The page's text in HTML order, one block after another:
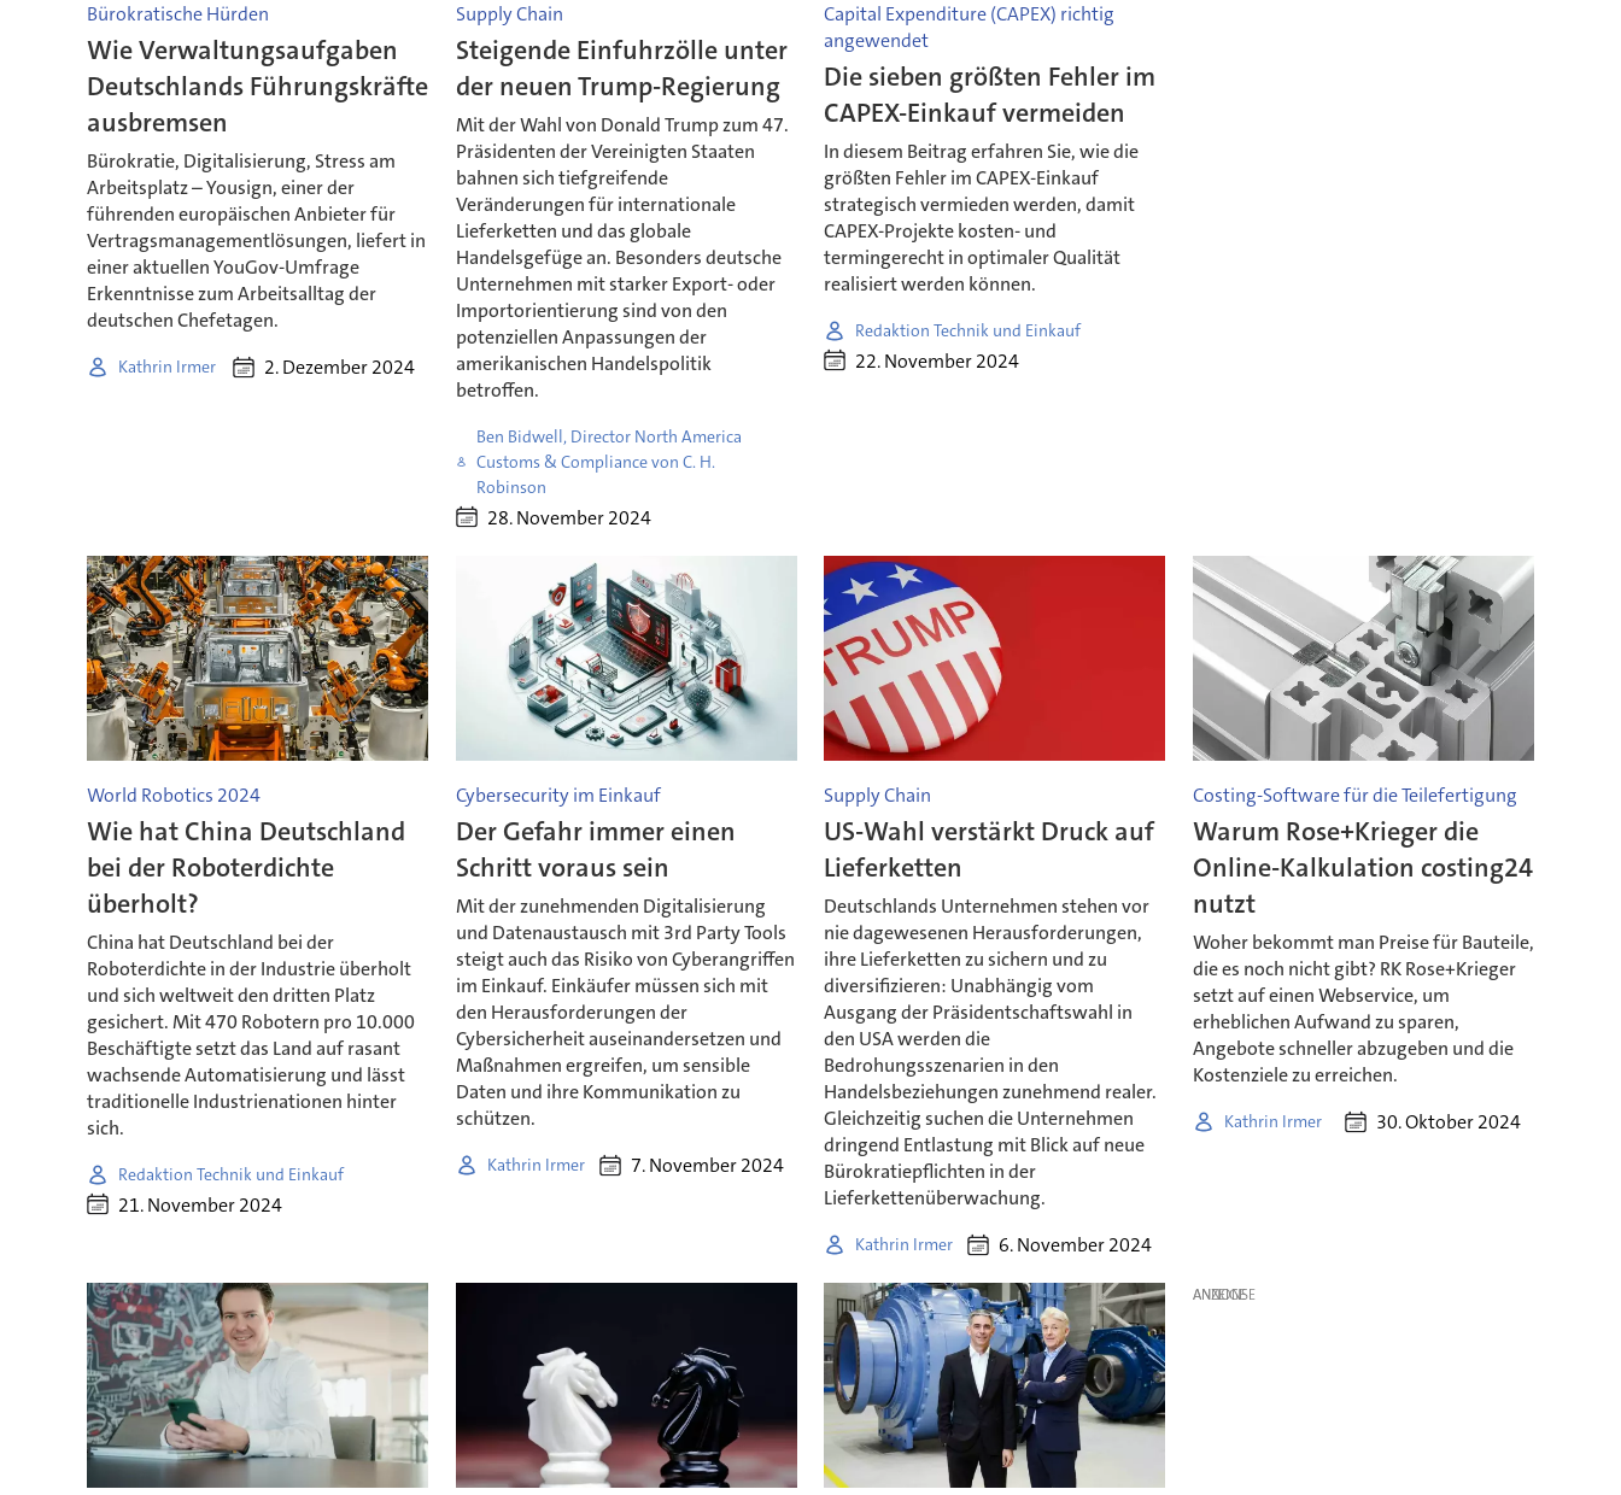
Bürokratische Hürden
Wie Verwaltungsaufgaben
Deutschlands Führungskräfte
ausbremsen
Bürokratie, Digitalisierung, Stress am
Arbeitsplatz – Yousign, einer der
führenden europäischen Anbieter für
Vertragsmanagementlösungen, liefert in
einer aktuellen YouGov-Umfrage
Erkenntnisse zum Arbeitsalltag der
deutschen Chefetagen.
Kathrin Irmer 2. Dezember 2024
Supply Chain
Steigende Einfuhrzölle unter
der neuen Trump-Regierung
Mit der Wahl von Donald Trump zum 47.
Präsidenten der Vereinigten Staaten
bahnen sich tiefgreifende
Veränderungen für internationale
Lieferketten und das globale
Handelsgefüge an. Besonders deutsche
Unternehmen mit starker Export- oder
Importorientierung sind von den
potenziellen Anpassungen der
amerikanischen Handelspolitik
betroffen.
Ben Bidwell, Director North America
Customs & Compliance von C. H.
Robinson
28. November 2024
Capital Expenditure (CAPEX) richtig
angewendet
Die sieben größten Fehler im
CAPEX-Einkauf vermeiden
In diesem Beitrag erfahren Sie, wie die
größten Fehler im CAPEX-Einkauf
strategisch vermieden werden, damit
CAPEX-Projekte kosten- und
termingerecht in optimaler Qualität
realisiert werden können.
Redaktion Technik und Einkauf
22. November 2024
World Robotics 2024
Wie hat China Deutschland
bei der Roboterdichte
überholt?
China hat Deutschland bei der
Roboterdichte in der Industrie überholt
und sich weltweit den dritten Platz
gesichert. Mit 470 Robotern pro 10.000
Beschäftigte setzt das Land auf rasant
wachsende Automatisierung und lässt
traditionelle Industrienationen hinter
sich.
Redaktion Technik und Einkauf
21. November 2024
Cybersecurity im Einkauf
Der Gefahr immer einen
Schritt voraus sein
Mit der zunehmenden Digitalisierung
und Datenaustausch mit 3rd Party Tools
steigt auch das Risiko von Cyberangriffen
im Einkauf. Einkäufer müssen sich mit
den Herausforderungen der
Cybersicherheit auseinandersetzen und
Maßnahmen ergreifen, um sensible
Daten und ihre Kommunikation zu
schützen.
Kathrin Irmer 7. November 2024
Supply Chain
US-Wahl verstärkt Druck auf
Lieferketten
Deutschlands Unternehmen stehen vor
nie dagewesenen Herausforderungen,
ihre Lieferketten zu sichern und zu
diversifizieren: Unabhängig vom
Ausgang der Präsidentschaftswahl in
den USA werden die
Bedrohungsszenarien in den
Handelsbeziehungen zunehmend realer.
Gleichzeitig suchen die Unternehmen
dringend Entlastung mit Blick auf neue
Bürokratiepflichten in der
Lieferkettenüberwachung.
Kathrin Irmer 6. November 2024
Costing-Software für die Teilefertigung
Warum Rose+Krieger die
Online-Kalkulation costing24
nutzt
Woher bekommt man Preise für Bauteile,
die es noch nicht gibt? RK Rose+Krieger
setzt auf einen Webservice, um
erheblichen Aufwand zu sparen,
Angebote schneller abzugeben und die
Kostenziele zu erreichen.
Kathrin Irmer 30. Oktober 2024
ANZEIGE